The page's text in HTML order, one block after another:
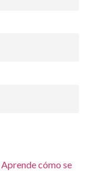
Aprende cómo se